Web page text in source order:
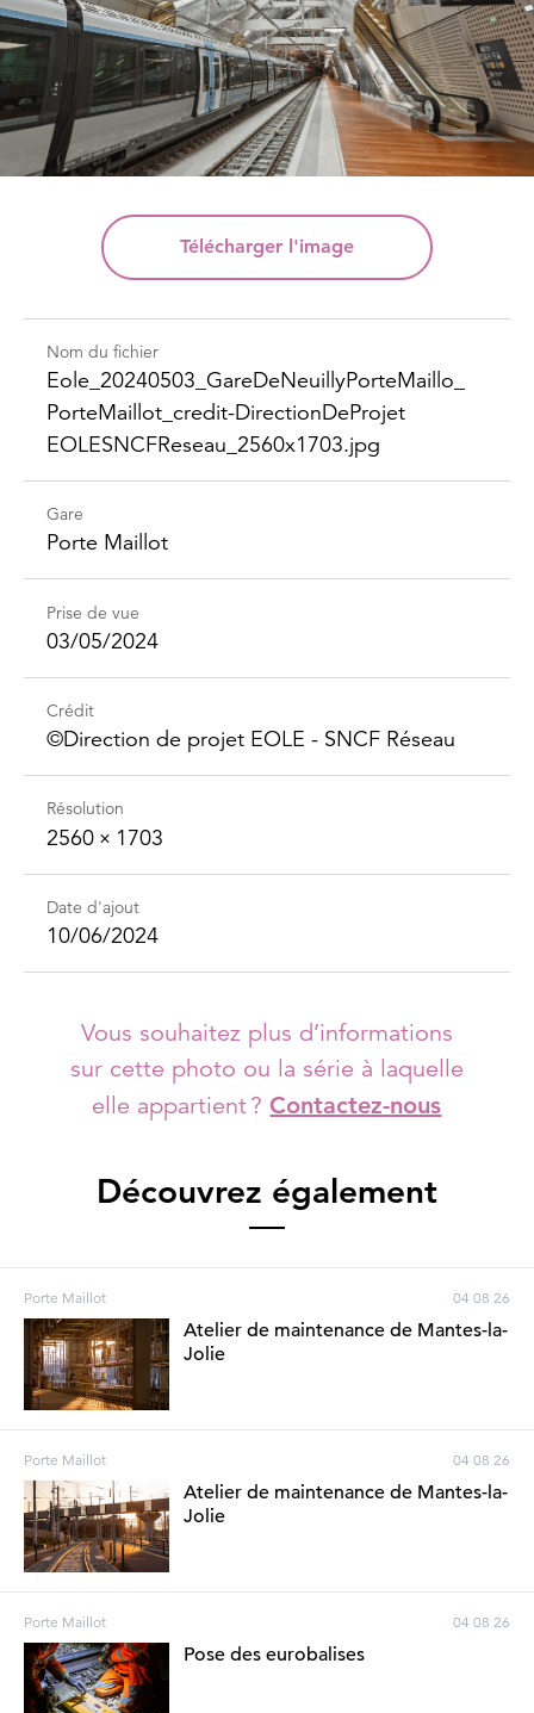
Télécharger l'image
Nom du fichier
Eole_​20240503_​Gare​DeNeuilly​Porte​Maillo_​
Porte​Maillot_​credit-​Direction​DeProjet​
EOLESNCFReseau_​2560x1703.jpg
Gare
Porte Maillot
Prise de vue
03/05/2024
Crédit
©Direction de projet EOLE - SNCF Réseau
Résolution
2560 × 1703
Date d'ajout
10/06/2024
Vous souhaitez plus d’informations
sur cette photo ou la série à laquelle
elle appartient ? Contactez-nous
Découvrez également
Porte Maillot 04 08 26
Atelier de maintenance de Mantes-la-
Jolie
Porte Maillot 04 08 26
Atelier de maintenance de Mantes-la-
Jolie
Porte Maillot 04 08 26
Pose des eurobalises